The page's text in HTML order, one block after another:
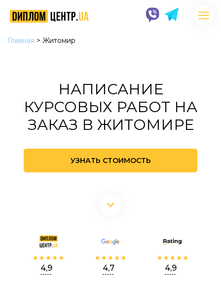
Главная > Житомир
НАПИСАНИЕ
КУРСОВЫХ РАБОТ НА
ЗАКАЗ В ЖИТОМИРЕ
УЗНАТЬ СТОИМОСТЬ
4,9 4,7 4,9